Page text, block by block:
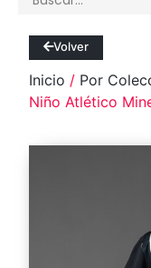
Volver
Inicio / Por
Niño Atlético